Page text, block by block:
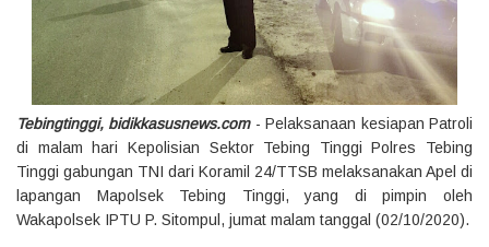
Tebingtinggi, bidikkasusnews.com- Pelaksanaan kesiapan Patroli
di malam hari Kepolisian Sektor Tebing Tinggi Polres Tebing
Tinggi gabungan TNI dari Koramil 24/TTSB melaksanakan Apel di
lapangan Mapolsek Tebing Tinggi, yang di pimpin oleh
Wakapolsek IPTU P. Sitompul, jumat malam tanggal (02/10/2020).